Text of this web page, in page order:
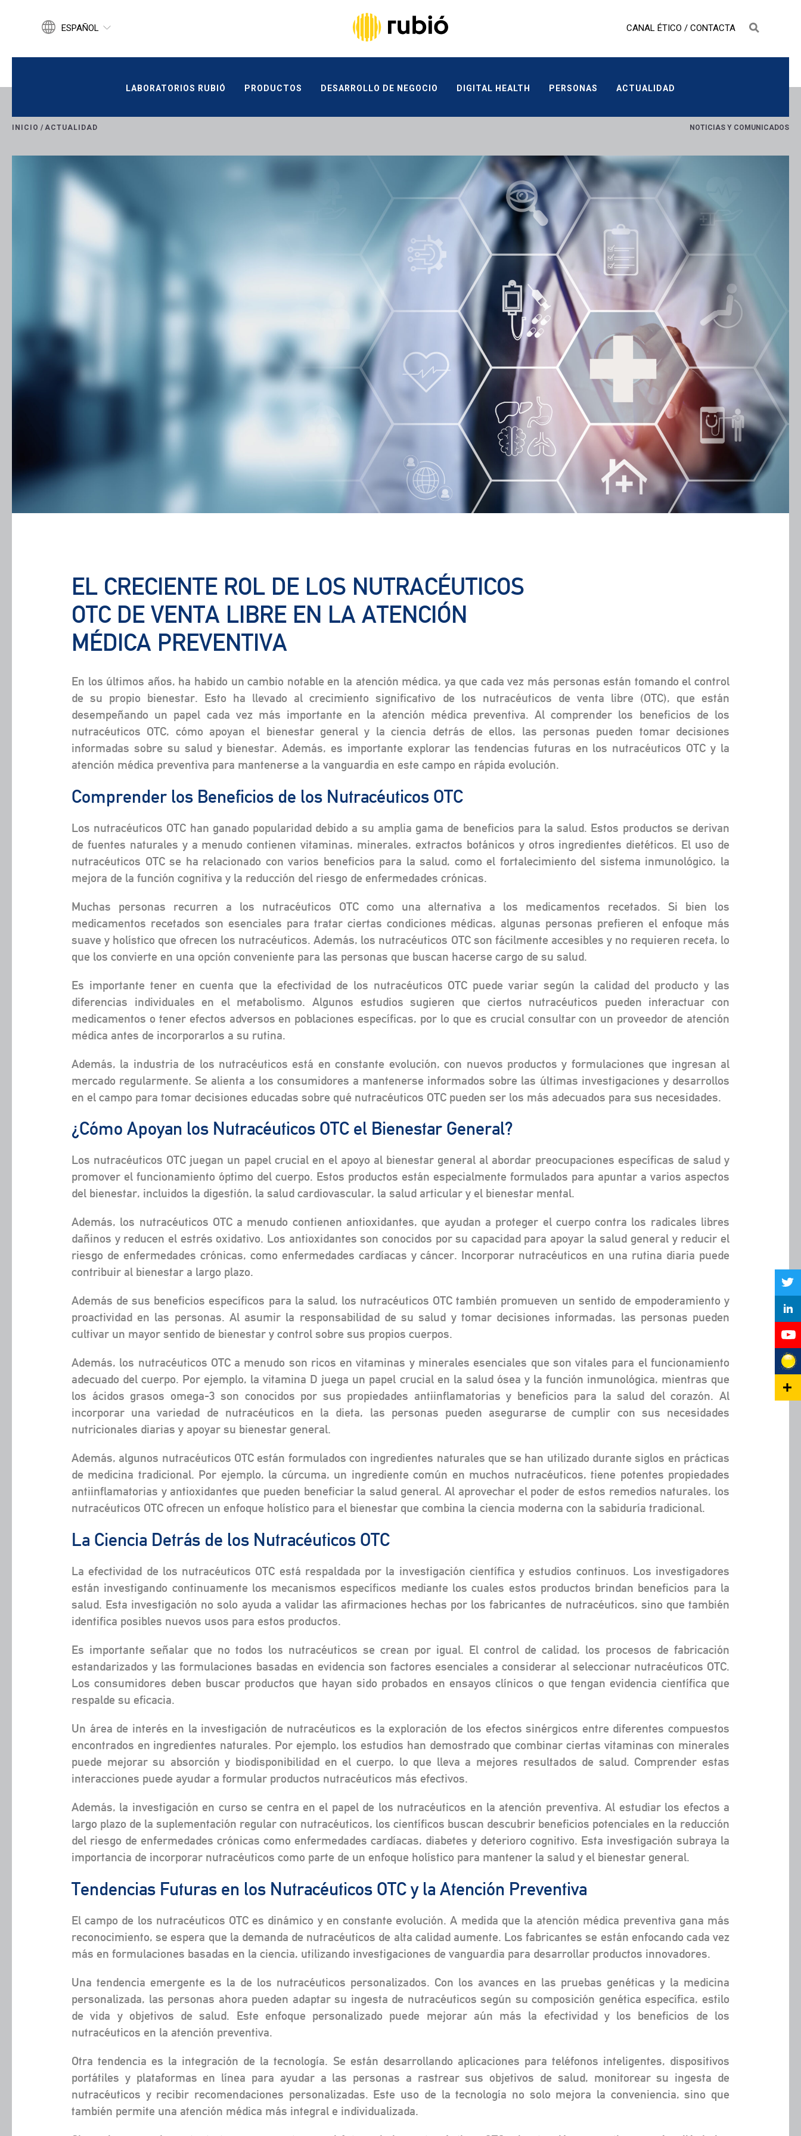
ESPAÑOL
CANAL ÉTICO / CONTACTA
LABORATORIOS RUBIÓ PRODUCTOS DESARROLLO DE NEGOCIO DIGITAL HEALTH PERSONAS ACTUALIDAD
INICIO / ACTUALIDAD NOTICIAS Y COMUNICADOS
EL CRECIENTE ROL DE LOS NUTRACÉUTICOS
OTC DE VENTA LIBRE EN LA ATENCIÓN
MÉDICA PREVENTIVA
En los últimos años, ha habido un cambio notable en la atención médica, ya que cada vez más personas están tomando el control
de su propio bienestar. Esto ha llevado al crecimiento significativo de los nutracéuticos de venta libre (OTC), que están
desempeñando un papel cada vez más importante en la atención médica preventiva. Al comprender los beneficios de los
nutracéuticos OTC, cómo apoyan el bienestar general y la ciencia detrás de ellos, las personas pueden tomar decisiones
informadas sobre su salud y bienestar. Además, es importante explorar las tendencias futuras en los nutracéuticos OTC y la
atención médica preventiva para mantenerse a la vanguardia en este campo en rápida evolución.
Comprender los Beneficios de los Nutracéuticos OTC
Los nutracéuticos OTC han ganado popularidad debido a su amplia gama de beneficios para la salud. Estos productos se derivan
de fuentes naturales y a menudo contienen vitaminas, minerales, extractos botánicos y otros ingredientes dietéticos. El uso de
nutracéuticos OTC se ha relacionado con varios beneficios para la salud, como el fortalecimiento del sistema inmunológico, la
mejora de la función cognitiva y la reducción del riesgo de enfermedades crónicas.
Muchas personas recurren a los nutracéuticos OTC como una alternativa a los medicamentos recetados. Si bien los
medicamentos recetados son esenciales para tratar ciertas condiciones médicas, algunas personas prefieren el enfoque más
suave y holístico que ofrecen los nutracéuticos. Además, los nutracéuticos OTC son fácilmente accesibles y no requieren receta, lo
que los convierte en una opción conveniente para las personas que buscan hacerse cargo de su salud.
Es importante tener en cuenta que la efectividad de los nutracéuticos OTC puede variar según la calidad del producto y las
diferencias individuales en el metabolismo. Algunos estudios sugieren que ciertos nutracéuticos pueden interactuar con
medicamentos o tener efectos adversos en poblaciones específicas, por lo que es crucial consultar con un proveedor de atención
médica antes de incorporarlos a su rutina.
Además, la industria de los nutracéuticos está en constante evolución, con nuevos productos y formulaciones que ingresan al
mercado regularmente. Se alienta a los consumidores a mantenerse informados sobre las últimas investigaciones y desarrollos
en el campo para tomar decisiones educadas sobre qué nutracéuticos OTC pueden ser los más adecuados para sus necesidades.
¿Cómo Apoyan los Nutracéuticos OTC el Bienestar General?
Los nutracéuticos OTC juegan un papel crucial en el apoyo al bienestar general al abordar preocupaciones específicas de salud y
promover el funcionamiento óptimo del cuerpo. Estos productos están especialmente formulados para apuntar a varios aspectos
del bienestar, incluidos la digestión, la salud cardiovascular, la salud articular y el bienestar mental.
Además, los nutracéuticos OTC a menudo contienen antioxidantes, que ayudan a proteger el cuerpo contra los radicales libres
dañinos y reducen el estrés oxidativo. Los antioxidantes son conocidos por su capacidad para apoyar la salud general y reducir el
riesgo de enfermedades crónicas, como enfermedades cardíacas y cáncer. Incorporar nutracéuticos en una rutina diaria puede
contribuir al bienestar a largo plazo.
Además de sus beneficios específicos para la salud, los nutracéuticos OTC también promueven un sentido de empoderamiento y
proactividad en las personas. Al asumir la responsabilidad de su salud y tomar decisiones informadas, las personas pueden
cultivar un mayor sentido de bienestar y control sobre sus propios cuerpos.
Además, los nutracéuticos OTC a menudo son ricos en vitaminas y minerales esenciales que son vitales para el funcionamiento
adecuado del cuerpo. Por ejemplo, la vitamina D juega un papel crucial en la salud ósea y la función inmunológica, mientras que
los ácidos grasos omega-3 son conocidos por sus propiedades antiinflamatorias y beneficios para la salud del corazón. Al
incorporar una variedad de nutracéuticos en la dieta, las personas pueden asegurarse de cumplir con sus necesidades
nutricionales diarias y apoyar su bienestar general.
Además, algunos nutracéuticos OTC están formulados con ingredientes naturales que se han utilizado durante siglos en prácticas
de medicina tradicional. Por ejemplo, la cúrcuma, un ingrediente común en muchos nutracéuticos, tiene potentes propiedades
antiinflamatorias y antioxidantes que pueden beneficiar la salud general. Al aprovechar el poder de estos remedios naturales, los
nutracéuticos OTC ofrecen un enfoque holístico para el bienestar que combina la ciencia moderna con la sabiduría tradicional.
La Ciencia Detrás de los Nutracéuticos OTC
La efectividad de los nutracéuticos OTC está respaldada por la investigación científica y estudios continuos. Los investigadores
están investigando continuamente los mecanismos específicos mediante los cuales estos productos brindan beneficios para la
salud. Esta investigación no solo ayuda a validar las afirmaciones hechas por los fabricantes de nutracéuticos, sino que también
identifica posibles nuevos usos para estos productos.
Es importante señalar que no todos los nutracéuticos se crean por igual. El control de calidad, los procesos de fabricación
estandarizados y las formulaciones basadas en evidencia son factores esenciales a considerar al seleccionar nutracéuticos OTC.
Los consumidores deben buscar productos que hayan sido probados en ensayos clínicos o que tengan evidencia científica que
respalde su eficacia.
Un área de interés en la investigación de nutracéuticos es la exploración de los efectos sinérgicos entre diferentes compuestos
encontrados en ingredientes naturales. Por ejemplo, los estudios han demostrado que combinar ciertas vitaminas con minerales
puede mejorar su absorción y biodisponibilidad en el cuerpo, lo que lleva a mejores resultados de salud. Comprender estas
interacciones puede ayudar a formular productos nutracéuticos más efectivos.
Además, la investigación en curso se centra en el papel de los nutracéuticos en la atención preventiva. Al estudiar los efectos a
largo plazo de la suplementación regular con nutracéuticos, los científicos buscan descubrir beneficios potenciales en la reducción
del riesgo de enfermedades crónicas como enfermedades cardíacas, diabetes y deterioro cognitivo. Esta investigación subraya la
importancia de incorporar nutracéuticos como parte de un enfoque holístico para mantener la salud y el bienestar general.
Tendencias Futuras en los Nutracéuticos OTC y la Atención Preventiva
El campo de los nutracéuticos OTC es dinámico y en constante evolución. A medida que la atención médica preventiva gana más
reconocimiento, se espera que la demanda de nutracéuticos de alta calidad aumente. Los fabricantes se están enfocando cada vez
más en formulaciones basadas en la ciencia, utilizando investigaciones de vanguardia para desarrollar productos innovadores.
Una tendencia emergente es la de los nutracéuticos personalizados. Con los avances en las pruebas genéticas y la medicina
personalizada, las personas ahora pueden adaptar su ingesta de nutracéuticos según su composición genética específica, estilo
de vida y objetivos de salud. Este enfoque personalizado puede mejorar aún más la efectividad y los beneficios de los
nutracéuticos en la atención preventiva.
Otra tendencia es la integración de la tecnología. Se están desarrollando aplicaciones para teléfonos inteligentes, dispositivos
portátiles y plataformas en línea para ayudar a las personas a rastrear sus objetivos de salud, monitorear su ingesta de
nutracéuticos y recibir recomendaciones personalizadas. Este uso de la tecnología no solo mejora la conveniencia, sino que
también permite una atención médica más integral e individualizada.